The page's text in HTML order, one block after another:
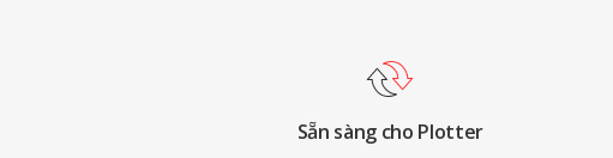
Sẵn sàng cho Plotter